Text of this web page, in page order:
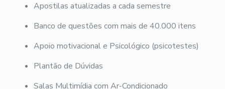
Apostilas atualizadas a cada semestre
Banco de questões com mais de 40.000 itens
Apoio motivacional e Psicológico (psicotestes)
Plantão de Dúvidas
Salas Multimídia com Ar-Condicionado